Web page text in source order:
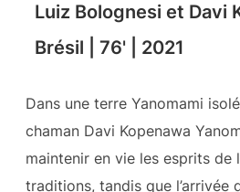
Luiz Bolognesi et Davi
Brésil | 76' | 2021
Dans une terre Yanomami
chaman Davi Kopenawa
maintenir en vie les esprits de
traditions, tandis que l’arrivée